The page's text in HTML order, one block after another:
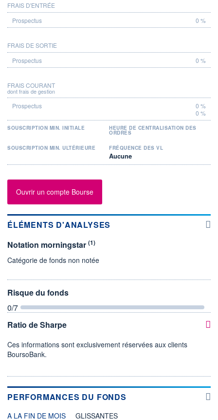
PROSPECTUS
FRAIS D'ENTRÉE
0 %
FRAIS DE SORTIE
0 %
FRAIS COURANT
dont frais de gestion
0 %
0 %
SOUSCRIPTION MIN. INITIALE HEURE DE CENTRALISATION DES
ORDRES
SOUSCRIPTION MIN. ULTÉRIEURE FRÉQUENCE DES VL
Aucune
Ouvrir un compte Bourse
ÉLÉMENTS D'ANALYSES
Notation morningstar (1)
Catégorie de fonds non notée
Risque du fonds
0/7
Ratio de Sharpe
Ces informations sont exclusivement réservées aux clients
BoursoBank.
PERFORMANCES DU FONDS
A LA FIN DE MOIS GLISSANTES